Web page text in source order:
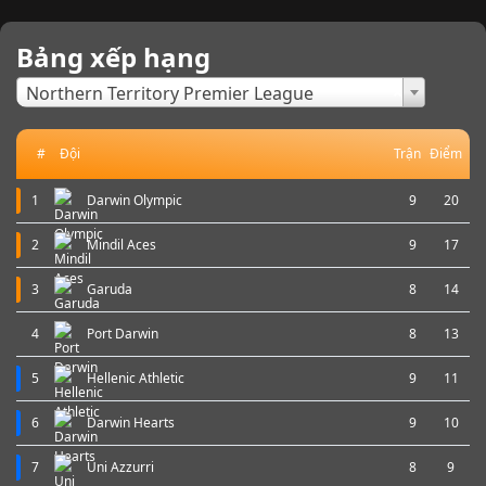
Bảng xếp hạng
Northern Territory Premier League
# Đội Trận Điểm
1 Darwin Olympic 9 20
2 Mindil Aces 9 17
3 Garuda 8 14
4 Port Darwin 8 13
5 Hellenic Athletic 9 11
6 Darwin Hearts 9 10
7 Uni Azzurri 8 9